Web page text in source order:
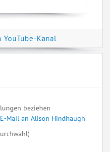
Kanal
beziehen
Mail an Alison Hindhaugh